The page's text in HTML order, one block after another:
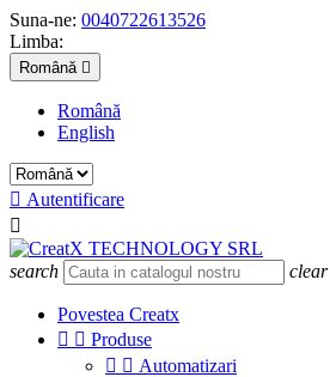
Suna-ne: 0040722613526
Limba:
Română 
Română
English
 Autentificare

search clear
Povestea Creatx
  Produse
  Automatizari